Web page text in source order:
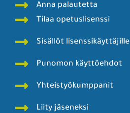
Anna palautetta
Tilaa opetuslisenssi
Sisällöt lisenssikäyttäjille
Punomon käyttöehdot
Yhteistyökumppanit
Liity jäseneksi